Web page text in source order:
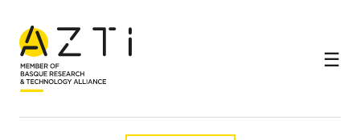
Inicio Equipo Irati Epelde Pagola